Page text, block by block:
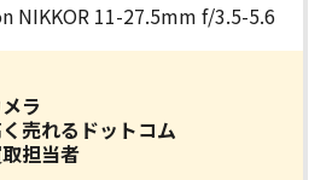
NIKKOR 11-27.5mm f/3.5-5.6
ラ
売れるドットコム
担当者